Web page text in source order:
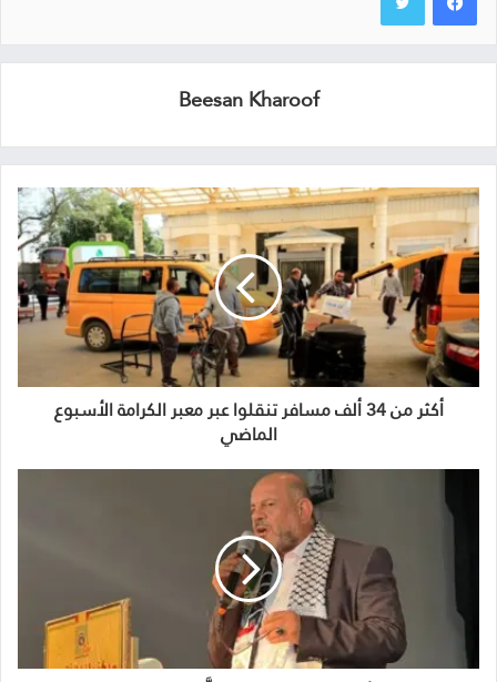
Beesan Kharoof
أكثر من 34 ألف مسافر تنقلوا عبر معبر الكرامة الأسبوع
الماضي